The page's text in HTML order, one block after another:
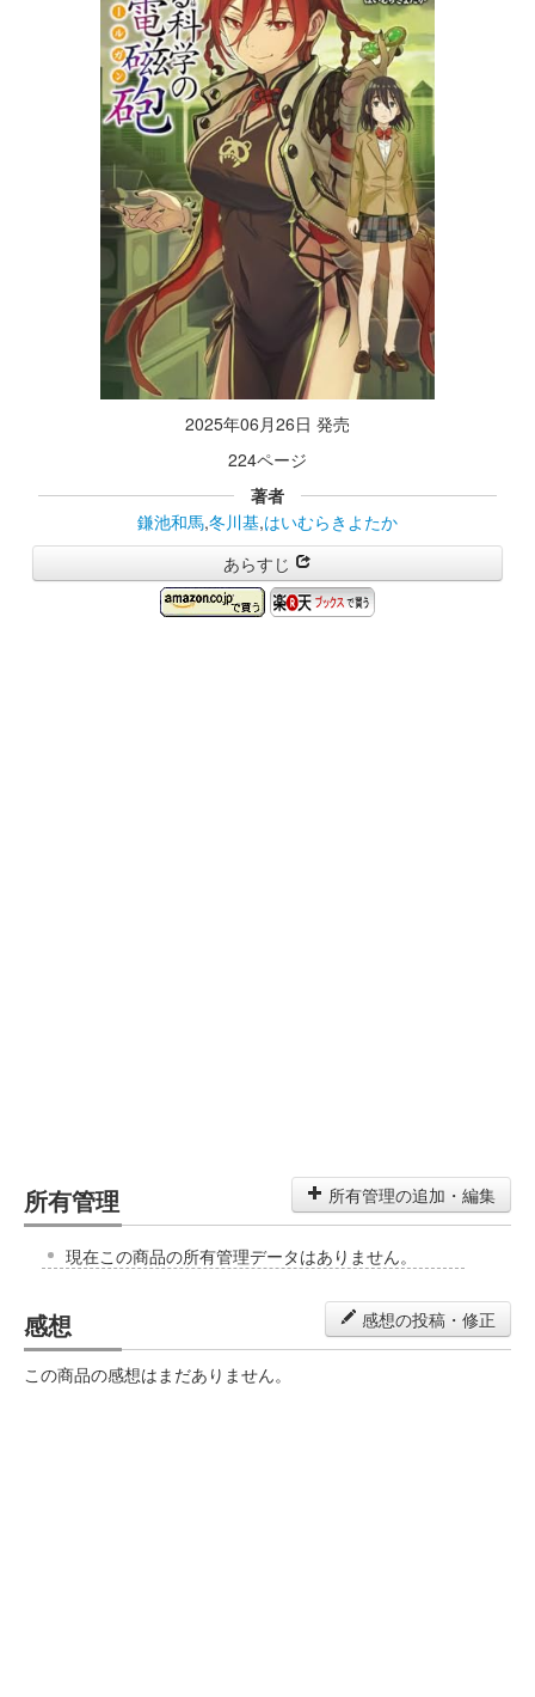
2025年06月26日 発売
224ページ
著者
鎌池和馬,冬川基,はいむらきよたか
あらすじ
所有管理 所有管理の追加・編集
現在この商品の所有管理データはありません。
感想 感想の投稿・修正
この商品の感想はまだありません。